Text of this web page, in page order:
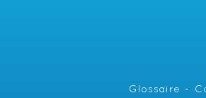
Glossaire